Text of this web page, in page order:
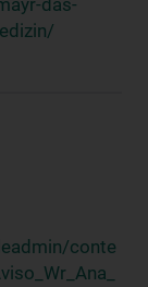
das-
conte